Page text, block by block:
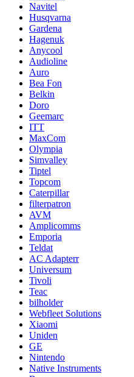
Navitel
Husqvarna
Gardena
Hagenuk
Anycool
Audioline
Auro
Bea Fon
Belkin
Doro
Geemarc
ITT
MaxCom
Olympia
Simvalley
Tiptel
Topcom
Caterpillar
filterpatron
AVM
Amplicomms
Emporia
Teldat
AC Adapterr
Universum
Tivoli
Teac
bilholder
Webfleet Solutions
Xiaomi
Uniden
GE
Nintendo
Native Instruments